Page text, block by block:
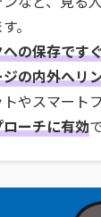
。
の保存です
の内外へリ
やスマート
ーチに有効